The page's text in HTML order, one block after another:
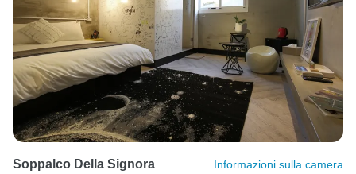
Soppalco Della Signora Informazioni sulla camera